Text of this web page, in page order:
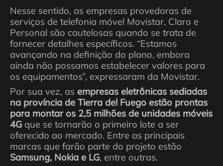
Nesse sentido, as empresas provedoras de
serviços de telefonia móvel Movistar, Claro e
Personal são cautelosas quando se trata de
fornecer detalhes específicos. “Estamos
avançando na definição do plano, embora
ainda não possamos estabelecer valores para
os equipamentos”, expressaram da Movistar.
Por sua vez, as empresas eletrônicas sediadas
na província de Tierra del Fuego estão prontas
para montar os 2,5 milhões de unidades móveis
4G que se tornarão o primeiro lote a ser
oferecido ao mercado. Entre as principais
marcas que farão parte do projeto estão
Samsung, Nokia e LG, entre outras.